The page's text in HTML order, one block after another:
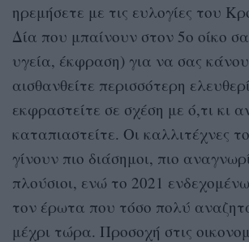
ηρεμήσετε με τις ευλογίες του
Δία που μπαίνουν στον 5ο οίκο
υγεία, έκφραση) για να σας
αισθανθείτε περισσότερη
εκφραστείτε σε σχέση με ό,τι κι
καταπιαστείτε. Οι καλλιτέχνες
γίνουν πιο διάσημοι, πιο
πλούσιοι, ενώ το 2021
τον έρωτα που τόσο πολύ
μέχρι τώρα. Προσοχή στις